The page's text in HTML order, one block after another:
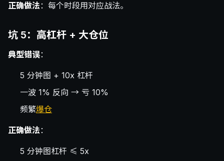
正确做法：每个时段用对应战法。
坑 5：高杠杆 + 大仓位
典型错误：
5 分钟图 + 10x 杠杆
一波 1% 反向 → 亏 10%
频繁爆仓
正确做法：
5 分钟图杠杆 ≤ 5x